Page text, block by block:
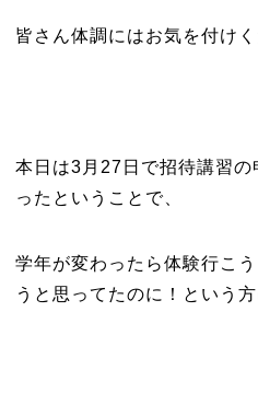
皆さん体調にはお気を付けく
本日は3月27日で招待講習の
ったということで、
学年が変わったら体験行こ
うと思ってたのに！という